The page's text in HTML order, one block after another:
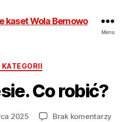
Wola
od
17
zł
Menu
Kategorie
KATEGORII
Co robić?
2025 Brak komentarzy